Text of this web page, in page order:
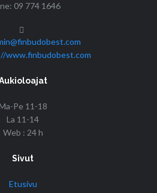
09 774 1646
www.finbudobest.com
Pe 11-18
La 11-14
Web : 24 h
Sivut
Etusivu